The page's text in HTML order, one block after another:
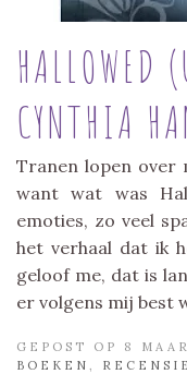
HALLOWED
CYNTHIA
Tranen lopen over
want wat was
emoties, zo veel
het verhaal dat ik
geloof me, dat is
er volgens mij best
GEPOST OP 8
BOEKEN
RECENSIE